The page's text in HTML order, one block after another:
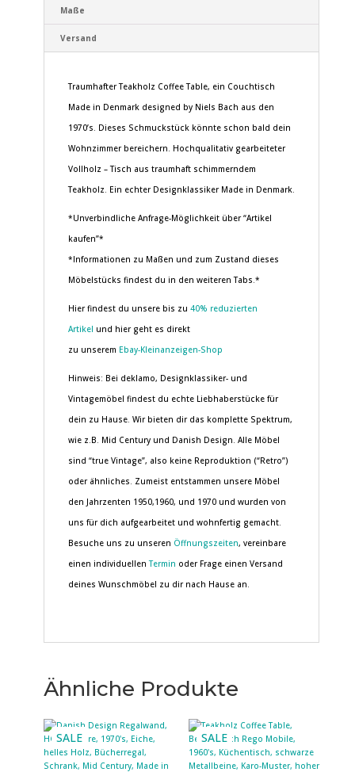
Maße
Versand
Traumhafter Teakholz Coffee Table, ein Couchtisch
Made in Denmark designed by Niels Bach aus den
1970’s. Dieses Schmuckstück könnte schon bald dein
Wohnzimmer bereichern. Hochqualitativ gearbeiteter
Vollholz – Tisch aus traumhaft schimmerndem
Teakholz. Ein echter Designklassiker Made in Denmark.
*Unverbindliche Anfrage-Möglichkeit über “Artikel
kaufen”*
*Informationen zu Maßen und zum Zustand dieses
Möbelstücks findest du in den weiteren Tabs.*
Hier findest du unsere bis zu 40% reduzierten
Artikel und hier geht es direkt
zu unserem Ebay-Kleinanzeigen-Shop
Hinweis: Bei deklamo, Designklassiker- und
Vintagemöbel findest du echte Liebhaberstücke für
dein zu Hause. Wir bieten dir das komplette Spektrum,
wie z.B. Mid Century und Danish Design. Alle Möbel
sind “true Vintage”, also keine Reproduktion (“Retro”)
oder ähnliches. Zumeist entstammen unsere Möbel
den Jahrzenten 1950,1960, und 1970 und wurden von
uns für dich aufgearbeitet und wohnfertig gemacht.
Besuche uns zu unseren Öffnungszeiten, vereinbare
einen individuellenTermin oder Frage einen Versand
deines Wunschmöbel zu dir nach Hause an.
Ähnliche Produkte
SALE SALE